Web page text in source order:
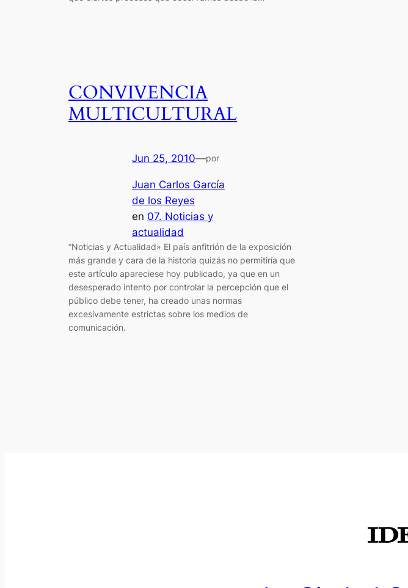
CONVIVENCIA
MULTICULTURAL
Jun 25, 2010—por
Juan Carlos García
de los Reyes
en 07. Noticias y
actualidad
“Noticias y Actualidad» El país anfitrión de la exposición
más grande y cara de la historia quizás no permitiría que
este artículo apareciese hoy publicado, ya que en un
desesperado intento por controlar la percepción que el
público debe tener, ha creado unas normas
excesivamente estrictas sobre los medios de
comunicación.